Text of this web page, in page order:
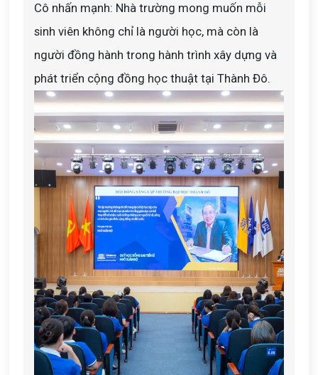
Cô nhấn mạnh: Nhà trường mong muốn mỗi
sinh viên không chỉ là người học, mà còn là
người đồng hành trong hành trình xây dựng và
phát triển cộng đồng học thuật tại Thành Đô.